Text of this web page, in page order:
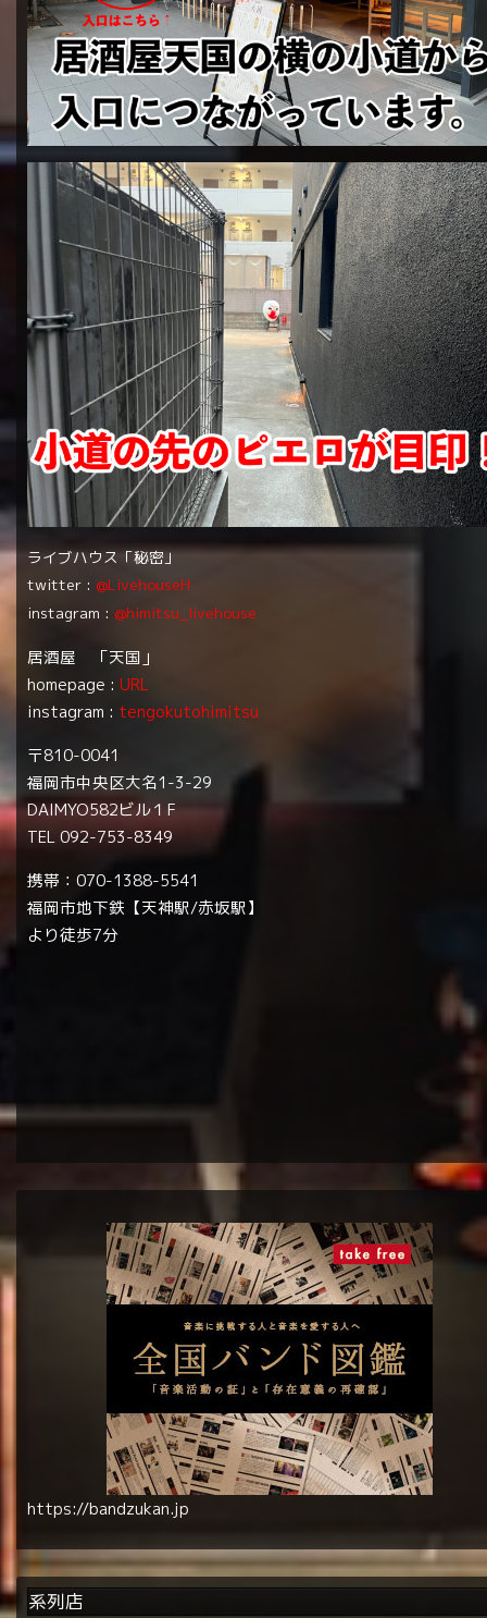
ライブハウス「秘密」
twitter : @LivehouseH
instagram : @himitsu_livehouse
居酒屋 「天国」
homepage : URL
instagram : tengokutohimitsu
〒810-0041
福岡市中央区大名1-3-29
DAIMYO582ビル１F
TEL 092-753-8349
携帯：070-1388-5541
福岡市地下鉄【天神駅/赤坂駅】
より徒歩7分
https://bandzukan.jp
系列店